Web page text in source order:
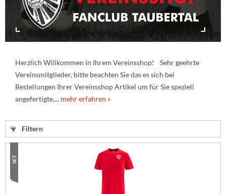
Herzlich Willkommen in Ihrem Vereinsshop! Sehr geehrte
Vereinsmitglieder, bitte beachten Sie das es sich bei
Bestellungen Ihrer Vereinsshop Artikel um für Sie speziell
angefertigte,... mehr erfahren »
Filtern
SET